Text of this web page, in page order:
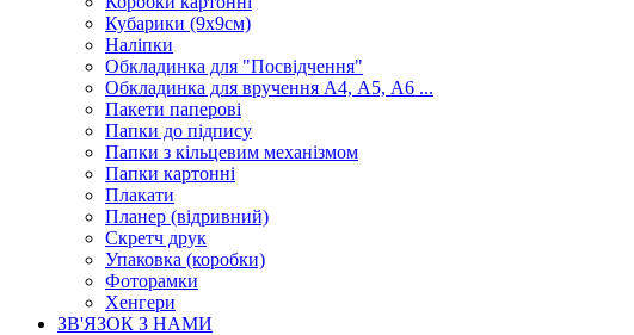
Кубарики (9х9см)
Наліпки
Обкладинка для "Посвідчення"
Обкладинка для вручення А4, А5, А6 ...
Пакети паперові
Папки до підпису
Папки з кільцевим механізмом
Папки картонні
Плакати
Планер (відривний)
Скретч друк
Упаковка (коробки)
Фоторамки
Хенгери
ЗВ'ЯЗОК З НАМИ